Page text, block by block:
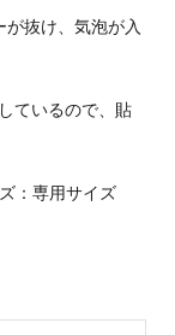
抜け、気泡が入
ているので、貼
：専用サイズ